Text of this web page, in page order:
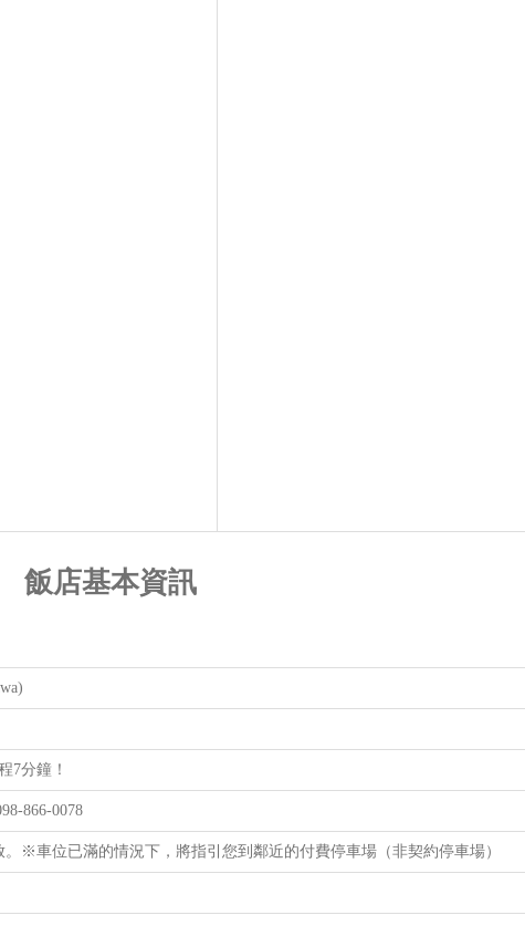
飯店基本資訊
7分鐘！
866-0078
※車位已滿的情況下，將指引您到鄰近的付費停車場（非契約停車場）